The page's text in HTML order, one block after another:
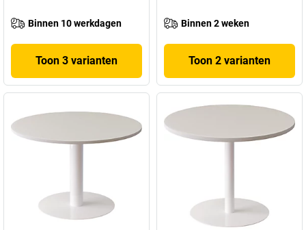
Binnen 10 werkdagen
Toon 3 varianten
Binnen 2 weken
Toon 2 varianten